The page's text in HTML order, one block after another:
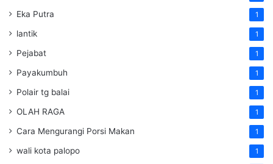
Eka Putra 1
lantik 1
Pejabat 1
Payakumbuh 1
Polair tg balai 1
OLAH RAGA 1
Cara Mengurangi Porsi Makan 1
wali kota palopo 1